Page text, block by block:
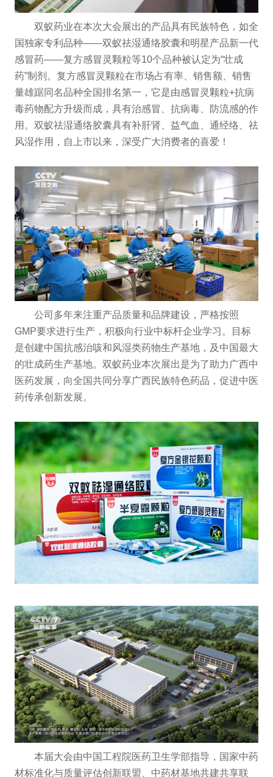
双蚁药业在本次大会展出的产品具有民族特色，如全
国独家专利品种——双蚁祛湿通络胶囊和明星产品新一代
感冒药——复方感冒灵颗粒等10个品种被认定为“壮成
药”制剂。复方感冒灵颗粒在市场占有率、销售额、销售
量雄踞同名品种全国排名第一，它是由感冒灵颗粒+抗病
毒药物配方升级而成，具有治感冒、抗病毒、防流感的作
用。双蚁祛湿通络胶囊具有补肝肾、益气血、通经络、祛
风湿作用，自上市以来，深受广大消费者的喜爱！
公司多年来注重产品质量和品牌建设，严格按照
GMP要求进行生产，积极向行业中标杆企业学习。目标
是创建中国抗感治咳和风湿类药物生产基地，及中国最大
的壮成药生产基地。双蚁药业本次展出是为了助力广西中
医药发展，向全国共同分享广西民族特色药品，促进中医
药传承创新发展。
本届大会由中国工程院医药卫生学部指导，国家中药
材标准化与质量评估创新联盟、中药材基地共建共享联